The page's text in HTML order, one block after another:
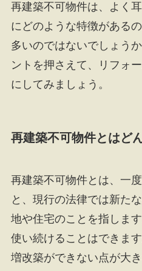
再建築不可物件は、よく
にどのような特徴がある
多いのではないでしょう
ントを押さえて、リフォ
にしてみましょう。
再建築不可物件とはど
再建築不可物件とは、一
と、現行の法律では新た
地や住宅のことを指しま
使い続けることはできま
増改築ができない点が大き